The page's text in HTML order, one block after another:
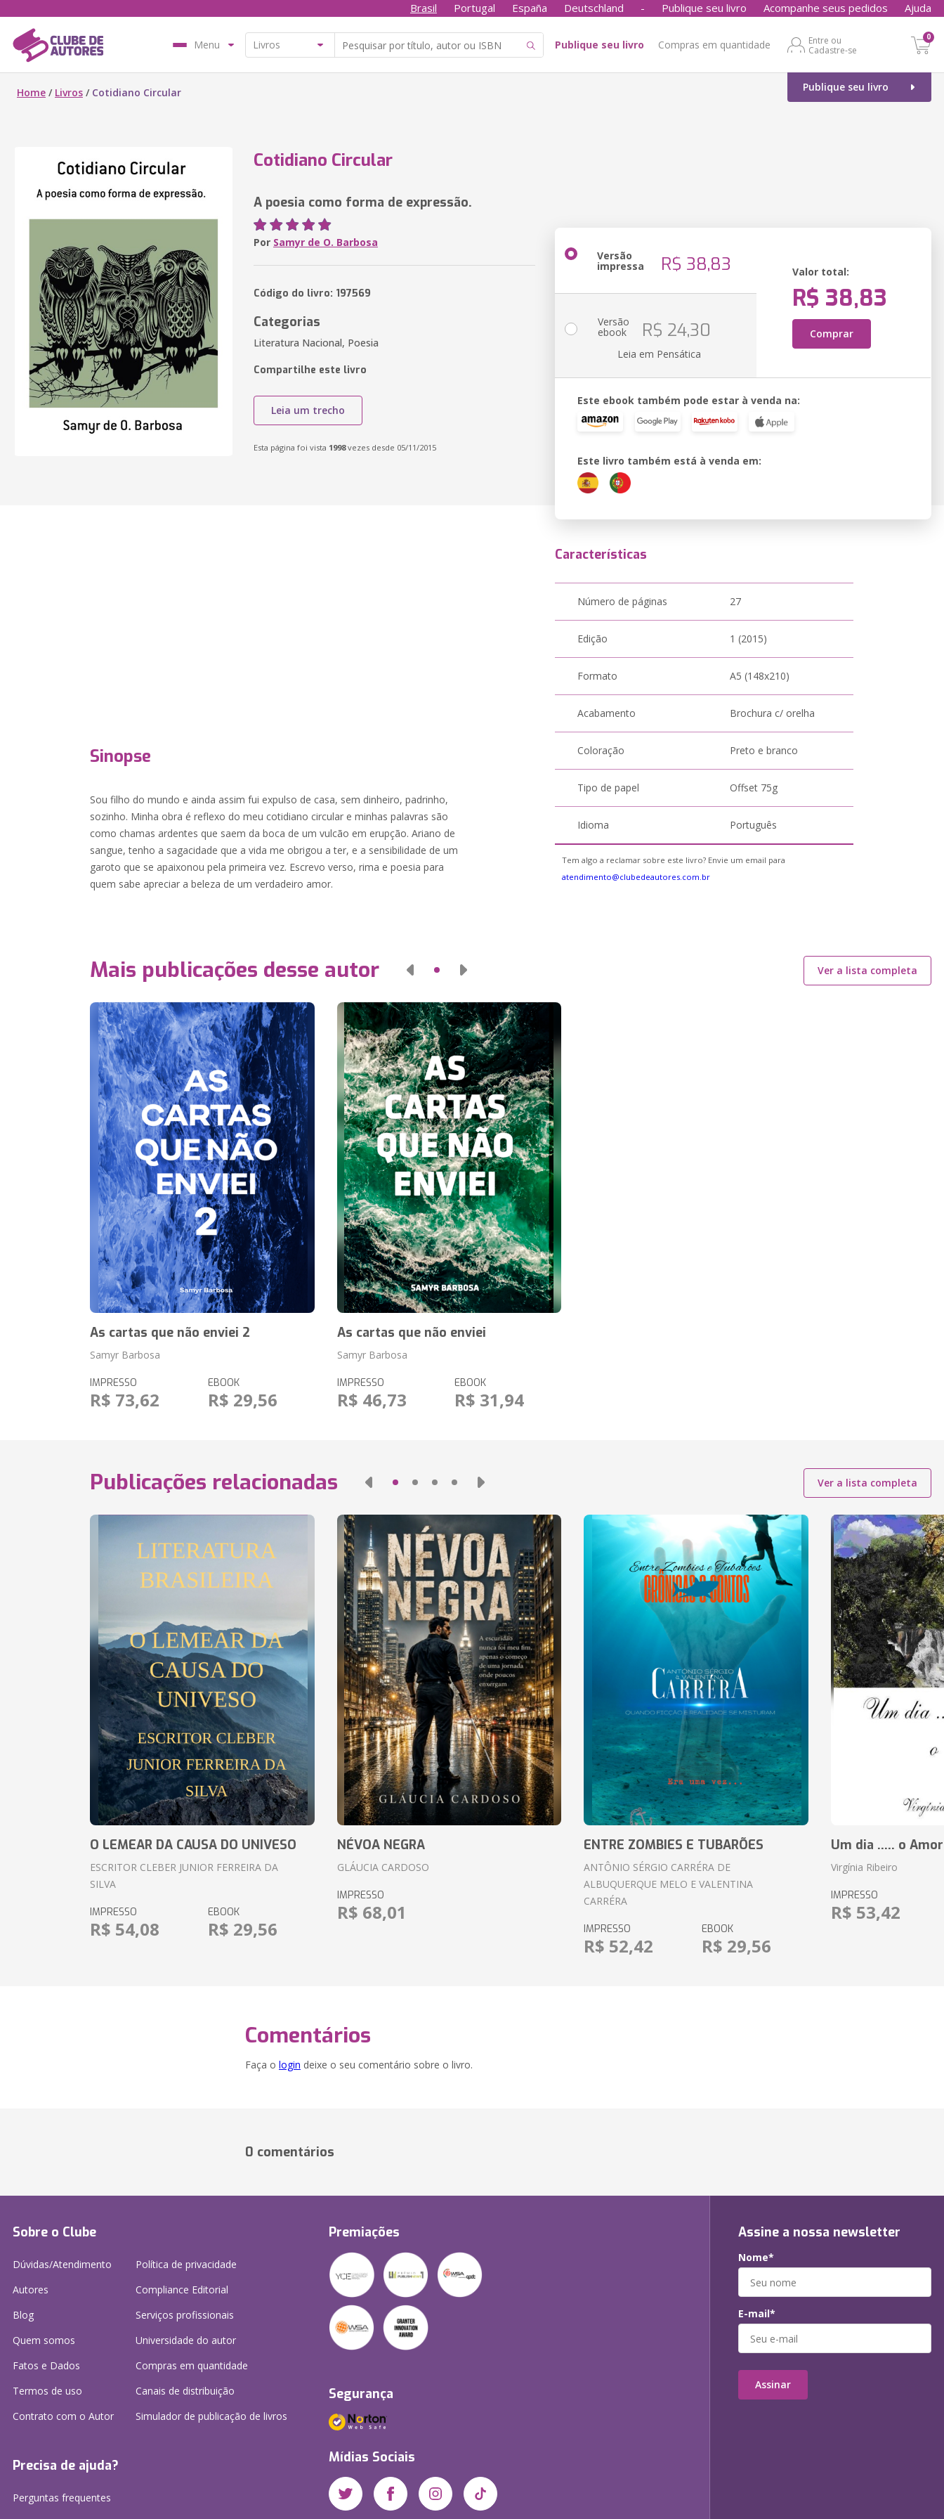
Brasil Portugal España Deutschland - Publique seu livro Acompanhe seus pedidos Ajuda
Menu Publique seu livro Compras em quantidade
Entre ou
Cadastre-se
0
Publique seu livro
Home / Livros / Cotidiano Circular
Cotidiano Circular
A poesia como forma de expressão.
Por Samyr de O. Barbosa
Código do livro: 197569
Categorias
Literatura Nacional, Poesia
Compartilhe este livro
Leia um trecho
Esta página foi vista 1998vezes desde 05/11/2015
Versão
impressa R$ 38,83 Valor total:
R$ 38,83
Comprar
Versão
ebook R$ 24,30
Leia em Pensática
Este ebook também pode estar à venda na:
Este livro também está à venda em:
Sinopse
Sou filho do mundo e ainda assim fui expulso de casa, sem dinheiro, padrinho,
sozinho. Minha obra é reflexo do meu cotidiano circular e minhas palavras são
como chamas ardentes que saem da boca de um vulcão em erupção. Ariano de
sangue, tenho a sagacidade que a vida me obrigou a ter, e a sensibilidade de um
garoto que se apaixonou pela primeira vez. Escrevo verso, rima e poesia para
quem sabe apreciar a beleza de um verdadeiro amor.
Características
Número de páginas 27
Edição 1 (2015)
Formato A5 (148x210)
Acabamento Brochura c/ orelha
Coloração Preto e branco
Tipo de papel Offset 75g
Idioma Português
Tem algo a reclamar sobre este livro? Envie um email para
atendimento@clubedeautores.com.br
Mais publicações desse autor Ver a lista completa
As cartas que não enviei 2
Samyr Barbosa
IMPRESSO
R$ 73,62
EBOOK
R$ 29,56
As cartas que não enviei
Samyr Barbosa
IMPRESSO
R$ 46,73
EBOOK
R$ 31,94
Publicações relacionadas Ver a lista completa
O LEMEAR DA CAUSA DO UNIVESO
ESCRITOR CLEBER JUNIOR FERREIRA DA
SILVA
IMPRESSO
R$ 54,08
EBOOK
R$ 29,56
NÉVOA NEGRA
GLÁUCIA CARDOSO
IMPRESSO
R$ 68,01
ENTRE ZOMBIES E TUBARÕES
ANTÔNIO SÉRGIO CARRÉRA DE
ALBUQUERQUE MELO E VALENTINA
CARRÉRA
IMPRESSO
R$ 52,42
EBOOK
R$ 29,56
Um dia ..... o Amor
Virgínia Ribeiro
IMPRESSO
R$ 53,42
Comentários
Faça o login deixe o seu comentário sobre o livro.
0 comentários
Sobre o Clube
Dúvidas/Atendimento
Autores
Blog
Quem somos
Fatos e Dados
Termos de uso
Contrato com o Autor
Política de privacidade
Compliance Editorial
Serviços profissionais
Universidade do autor
Compras em quantidade
Canais de distribuição
Simulador de publicação de livros
Precisa de ajuda?
Perguntas frequentes
Premiações
Segurança
Mídias Sociais
Assine a nossa newsletter
Nome*
E-mail*
Assinar